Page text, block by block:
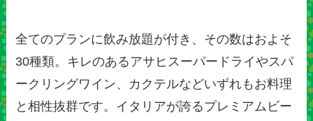
全てのプランに飲み放題が付き、その数はおよそ
30種類。キレのあるアサヒスーパードライやスパ
ークリングワイン、カクテルなどいずれもお料理
と相性抜群です。イタリアが誇るプレミアムビー